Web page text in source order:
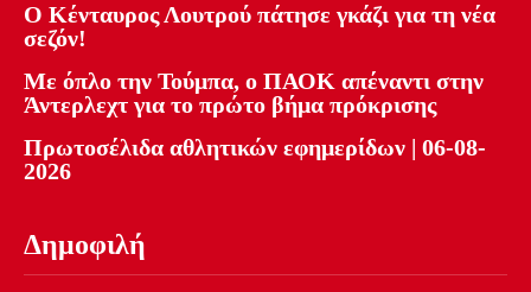
Ο Κένταυρος Λουτρού πάτησε γκάζι για τη νέα
σεζόν!
Με όπλο την Τούμπα, ο ΠΑΟΚ απέναντι στην
Άντερλεχτ για το πρώτο βήμα πρόκρισης
Πρωτοσέλιδα αθλητικών εφημερίδων | 06-08-
2026
Δημοφιλή